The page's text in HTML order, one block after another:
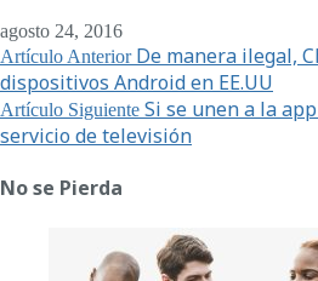
agosto 24, 2016
Artículo Anterior De manera ilegal,
dispositivos Android en EE.UU
Artículo Siguiente Si se unen a la
servicio de televisión
No se Pierda